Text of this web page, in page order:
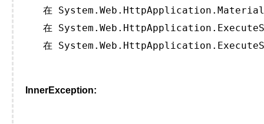
在
在
在
InnerException: